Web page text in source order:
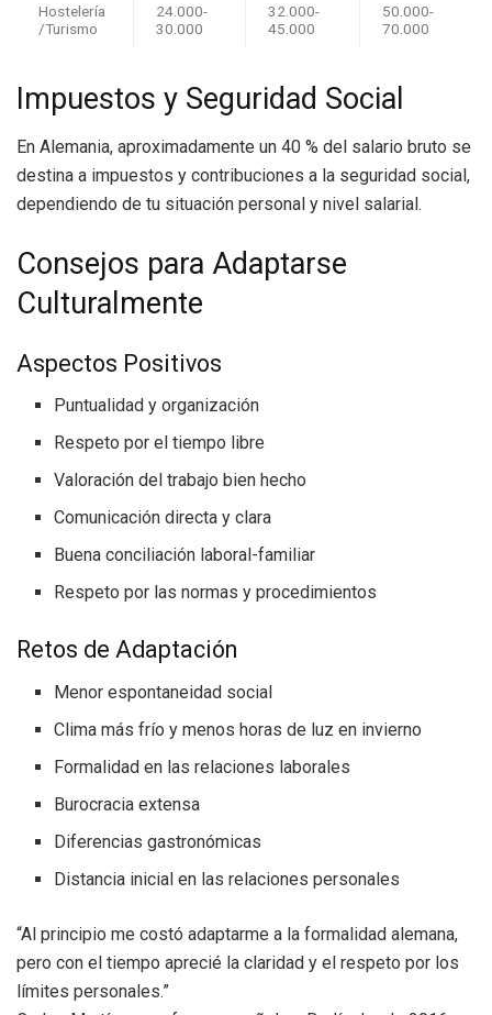
Hostelería
/Turismo
24.000-
30.000
32.000-
45.000
50.000-
70.000
Impuestos y Seguridad Social
En Alemania, aproximadamente un 40 % del salario bruto se
destina a impuestos y contribuciones a la seguridad social,
dependiendo de tu situación personal y nivel salarial.
Consejos para Adaptarse
Culturalmente
Aspectos Positivos
Puntualidad y organización
Respeto por el tiempo libre
Valoración del trabajo bien hecho
Comunicación directa y clara
Buena conciliación laboral-familiar
Respeto por las normas y procedimientos
Retos de Adaptación
Menor espontaneidad social
Clima más frío y menos horas de luz en invierno
Formalidad en las relaciones laborales
Burocracia extensa
Diferencias gastronómicas
Distancia inicial en las relaciones personales
“Al principio me costó adaptarme a la formalidad alemana,
pero con el tiempo aprecié la claridad y el respeto por los
límites personales.”